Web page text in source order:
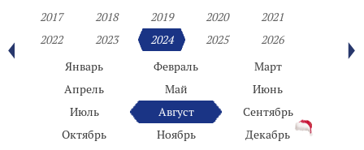
2017 2018 2019 2020
2021
2022
2023 2024 2025
2026
Январь
Февраль
Март
Апрель
Май
Июнь
Июль
Август
Сентябрь
Октябрь
Ноябрь
Декабрь